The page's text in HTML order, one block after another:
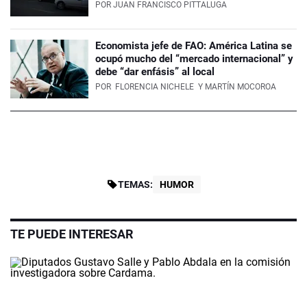
POR JUAN FRANCISCO PITTALUGA
Economista jefe de FAO: América Latina se
ocupó mucho del “mercado internacional” y
debe “dar enfásis” al local
POR FLORENCIA NICHELE Y MARTÍN MOCOROA
TEMAS: HUMOR
TE PUEDE INTERESAR